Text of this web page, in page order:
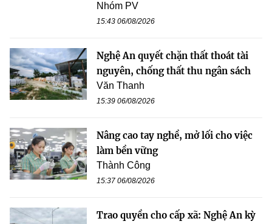
Nhóm PV
15:43 06/08/2026
Nghệ An quyết chặn thất thoát tài
nguyên, chống thất thu ngân sách
Văn Thanh
15:39 06/08/2026
Nâng cao tay nghề, mở lối cho việc
làm bền vững
Thành Công
15:37 06/08/2026
Trao quyền cho cấp xã: Nghệ An kỳ